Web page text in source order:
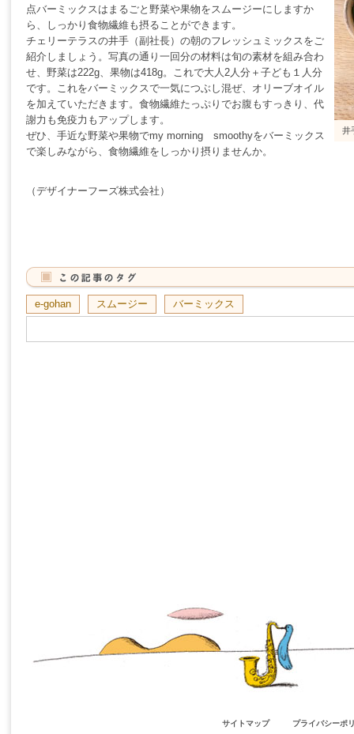
点バーミックスはまるごと野菜や果物をスムージーにしますか
ら、しっかり食物繊維も摂ることができます。
チェリーテラスの井手（副社長）の朝のフレッシュミックスをご
紹介しましょう。写真の通り一回分の材料は旬の素材を組み合わ
せ、野菜は222g、果物は418g。これで大人2人分＋子ども１人分
です。これをバーミックスで一気につぶし混ぜ、オリーブオイル
を加えていただきます。食物繊維たっぷりでお腹もすっきり、代
謝力も免疫力もアップします。
ぜひ、手近な野菜や果物でmy morning smoothyをバーミックス
で楽しみながら、食物繊維をしっかり摂りませんか。
井
（デザイナーフーズ株式会社）
e-gohan スムージー バーミックス
サイトマップ プライバシーポ